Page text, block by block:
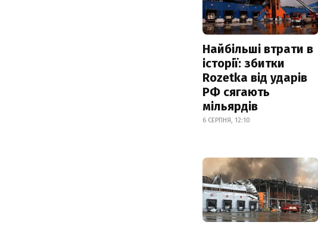
Найбільші втрати в
історії: збитки
Rozetka від ударів
РФ сягають
мільярдів
6 СЕРПНЯ, 12:10